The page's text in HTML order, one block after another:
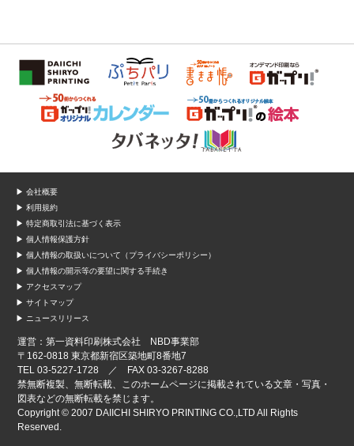
▶ 会社概要
▶ 利用規約
▶ 特定商取引法に基づく表示
▶ 個人情報保護方針
▶ 個人情報の取扱いについて（プライバシーポリシー）
▶ 個人情報の開示等の要望に関する手続き
▶ アクセスマップ
▶ サイトマップ
▶ ニュースリリース
運営：第一資料印刷株式会社 NBD事業部
〒162-0818 東京都新宿区築地町8番地7
TEL 03-5227-1728 ／ FAX 03-3267-8288
禁無断複製、無断転載、このホームページに掲載されている文章・写真・
図表などの無断転載を禁じます。
Copyright © 2007 DAIICHI SHIRYO PRINTING CO.,LTD All Rights
Reserved.